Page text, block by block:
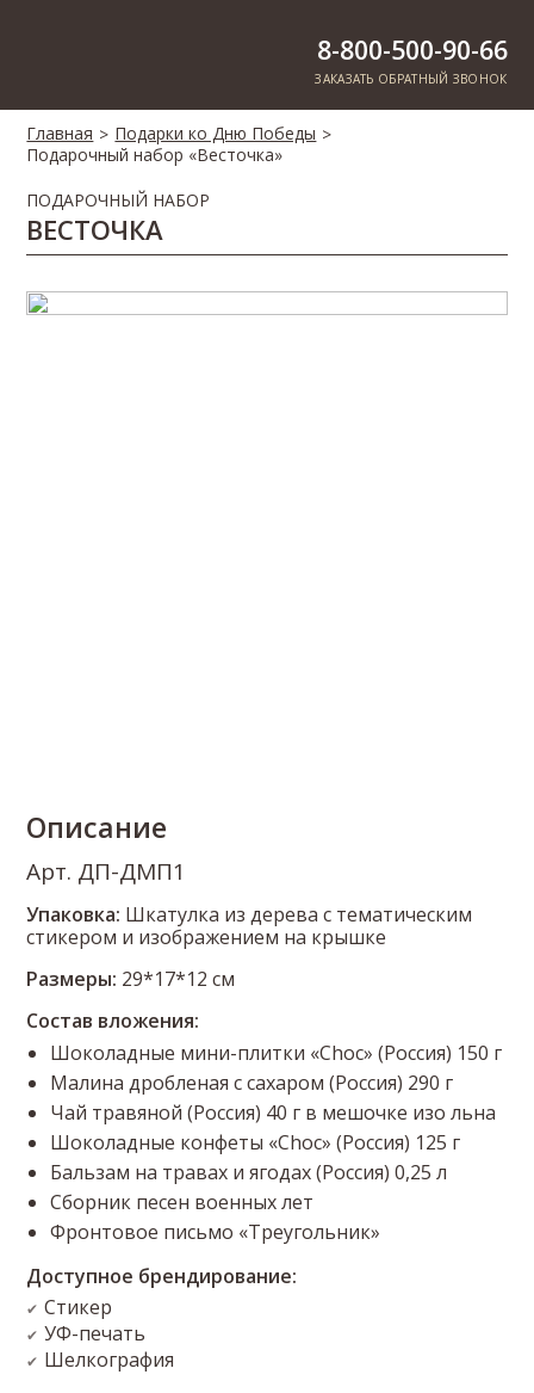
8-800-500-90-66
ЗАКАЗАТЬ ОБРАТНЫЙ ЗВОНОК
Главная > Подарки ко Дню Победы >
Подарочный набор «Весточка»
ПОДАРОЧНЫЙ НАБОР
ВЕСТОЧКА
Описание
Арт. ДП-ДМП1
Упаковка: Шкатулка из дерева с тематическим
стикером и изображением на крышке
Размеры: 29*17*12 см
Состав вложения:
Шоколадные мини-плитки «Choc» (Россия) 150 г
Малина дробленая с сахаром (Россия) 290 г
Чай травяной (Россия) 40 г в мешочке изо льна
Шоколадные конфеты «Choc» (Россия) 125 г
Бальзам на травах и ягодах (Россия) 0,25 л
Сборник песен военных лет
Фронтовое письмо «Треугольник»
Доступное брендирование:
✔ Стикер
✔ УФ-печать
✔ Шелкография